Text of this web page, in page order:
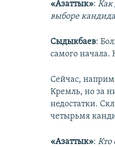
«Азаттык»:Как
выборе
Сыдыкбаев:
самого начала.
Сейчас,
Кремль, но за
недостатки.
четырьмя
«Азаттык»:Кто